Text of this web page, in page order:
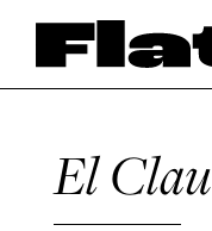
El Clau